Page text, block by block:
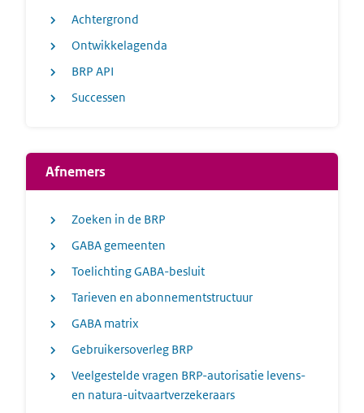
Achtergrond
Ontwikkelagenda
BRP API
Successen
Afnemers
Zoeken in de BRP
GABA gemeenten
Toelichting GABA-besluit
Tarieven en abonnementstructuur
GABA matrix
Gebruikersoverleg BRP
Veelgestelde vragen BRP-autorisatie levens-
en natura-uitvaartverzekeraars